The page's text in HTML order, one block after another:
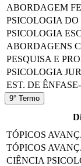
ABORDAGEM
PSICOLOGIA
PSICOLOGIA
ABORDAGENS
PESQUISA E
PSICOLOGIA
EST. DE
9° Termo
TÓPICOS
TÓPICOS
CIÊNCIA